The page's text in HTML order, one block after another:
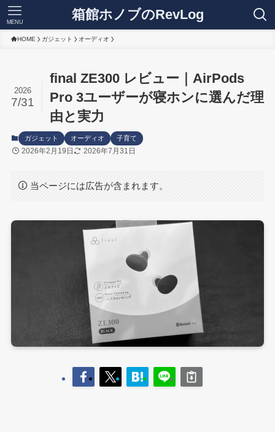
箱館ホノブのRevLog
MENU
HOME ガジェット オーディオ
final ZE300 レビュー｜AirPods
Pro 3ユーザーが寝ホンに選んだ理
由と実力
2026
7/31
ガジェット オーディオ 子育て
2026年2月19日 2026年7月31日
当ページには広告が含まれます。